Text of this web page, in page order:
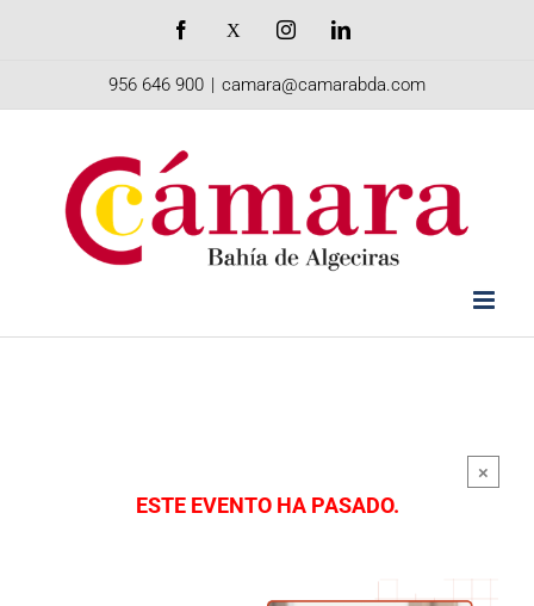
Facebook InstagramLinkedIn
956 646 900 | camara@camarabda.com
ESTE EVENTO HA PASADO.
×